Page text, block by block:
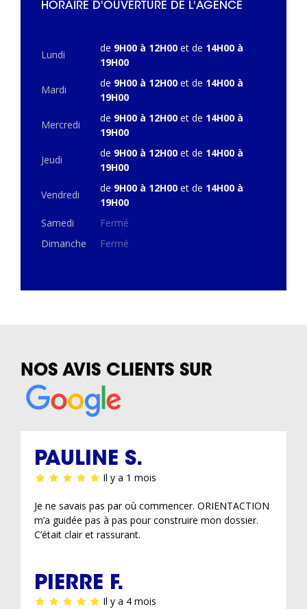
HORAIRE D'OUVERTURE DE L'AGENCE
Lundi
de 9H00 à 12H00 et de 14H00 à
19H00
Mardi
de 9H00 à 12H00 et de 14H00 à
19H00
Mercredi
de 9H00 à 12H00 et de 14H00 à
19H00
Jeudi
de 9H00 à 12H00 et de 14H00 à
19H00
Vendredi
de 9H00 à 12H00 et de 14H00 à
19H00
Samedi
Fermé
Dimanche
Fermé
NOS AVIS CLIENTS SUR
PAULINE S.
Il y a 1 mois
Je ne savais pas par où commencer. ORIENTACTION
m’a guidée pas à pas pour construire mon dossier.
C’était clair et rassurant.
PIERRE F.
Il y a 4 mois